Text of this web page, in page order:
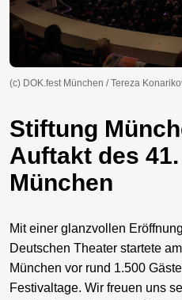
(c) DOK.fest München / Tereza
Stiftung
Auftakt des
München
Mit einer glanzvollen
Deutschen Theater startete
München vor rund 1.500
Festivaltage. Wir freuen uns